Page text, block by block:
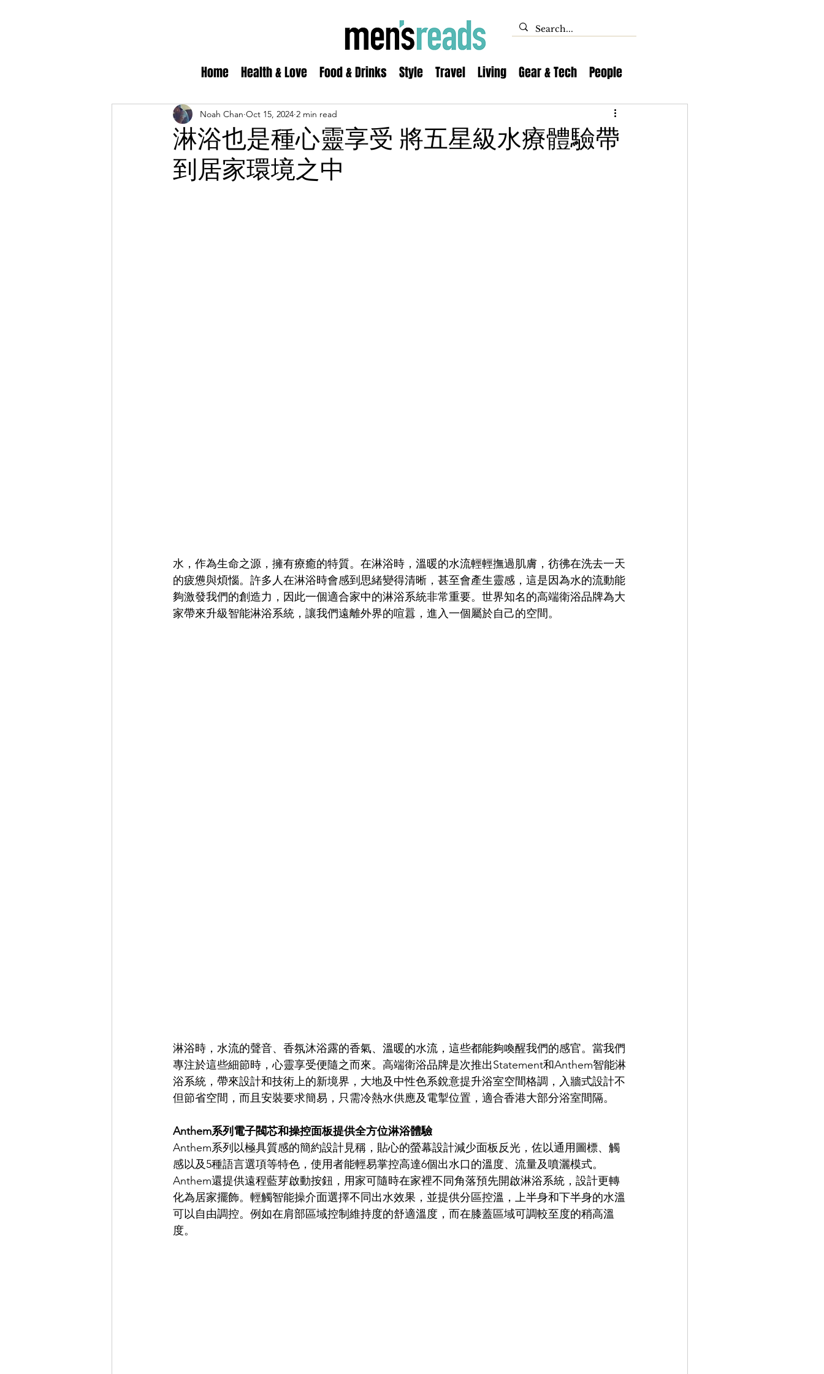
Home Health & Love Food & Drinks Style Travel Living Gear & Tech People
淋浴也是種心靈享受 將五星級水療體驗帶
到居家環境之中
Noah Chan Oct 15, 2024 2 min read
水，作為生命之源，擁有療癒的特質。在淋浴時，溫暖的水流輕輕撫過肌膚，彷彿在洗去一天
的疲憊與煩惱。許多人在淋浴時會感到思緒變得清晰，甚至會產生靈感，這是因為水的流動能
夠激發我們的創造力，因此一個適合家中的淋浴系統非常重要。世界知名的高端衛浴品牌為大
家帶來升級智能淋浴系統，讓我們遠離外界的喧囂，進入一個屬於自己的空間。
淋浴時，水流的聲音、香氛沐浴露的香氣、溫暖的水流，這些都能夠喚醒我們的感官。當我們
專注於這些細節時，心靈享受便隨之而來。高端衛浴品牌是次推出Statement和Anthem智能淋
浴系統，帶來設計和技術上的新境界，大地及中性色系銳意提升浴室空間格調，入牆式設計不
但節省空間，而且安裝要求簡易，只需冷熱水供應及電掣位置，適合香港大部分浴室間隔。
Anthem系列電子閥芯和操控面板提供全方位淋浴體驗
Anthem系列以極具質感的簡約設計見稱，貼心的螢幕設計減少面板反光，佐以通用圖標、觸
感以及5種語言選項等特色，使用者能輕易掌控高達6個出水口的溫度、流量及噴灑模式。
Anthem還提供遠程藍芽啟動按鈕，用家可隨時在家裡不同角落預先開啟淋浴系統，設計更轉
化為居家擺飾。輕觸智能操介面選擇不同出水效果，並提供分區控溫，上半身和下半身的水溫
可以自由調控。例如在肩部區域控制維持度的舒適溫度，而在膝蓋區域可調較至度的稍高溫
度。